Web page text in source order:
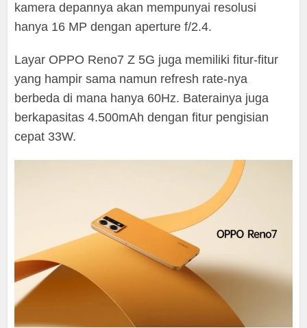
kamera depannya akan mempunyai resolusi
hanya 16 MP dengan aperture f/2.4.
Layar OPPO Reno7 Z 5G juga memiliki fitur-fitur
yang hampir sama namun refresh rate-nya
berbeda di mana hanya 60Hz. Baterainya juga
berkapasitas 4.500mAh dengan fitur pengisian
cepat 33W.